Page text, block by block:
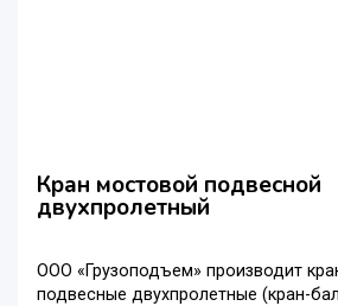
Кран мостовой подвесной
двухпролетный
ООО «Грузоподъем» производит
подвесные двухпролетные (кран-